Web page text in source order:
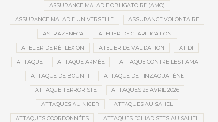
ASSURANCE MALADIE OBLIGATOIRE (AMO)
ASSURANCE MALADIE UNIVERSELLE ASSURANCE VOLONTAIRE
ASTRAZENECA ATELIER DE CLARIFICATION
ATELIER DE RÉFLEXION ATELIER DE VALIDATION ATIDI
ATTAQUE ATTAQUE ARMÉE ATTAQUE CONTRE LES FAMA
ATTAQUE DE BOUNTI ATTAQUE DE TINZAOUATÈNE
ATTAQUE TERRORISTE ATTAQUES 25 AVRIL 2026
ATTAQUES AU NIGER ATTAQUES AU SAHEL
ATTAQUES COORDONNÉES ATTAQUES DJIHADISTES AU SAHEL